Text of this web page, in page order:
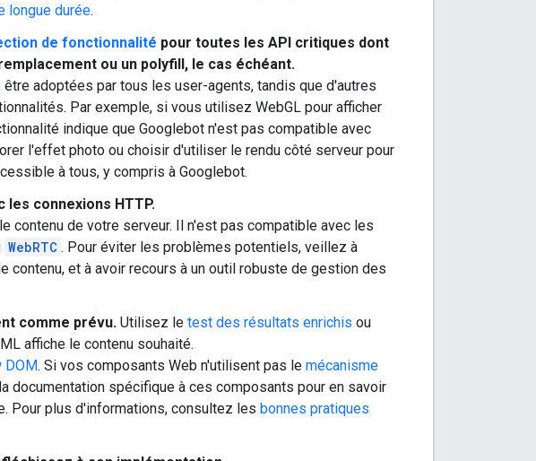
longue durée.
de fonctionnalité pour toutes les API critiques dont
ou un polyfill, le cas échéant.
adoptées par tous les user-agents, tandis que d'autres
Par exemple, si vous utilisez WebGL pour afficher
indique que Googlebot n'est pas compatible avec
l'effet photo ou choisir d'utiliser le rendu côté serveur pour
à tous, y compris à Googlebot.
connexions HTTP.
contenu de votre serveur. Il n'est pas compatible avec les
WebRTC . Pour éviter les problèmes potentiels, veillez à
contenu, et à avoir recours à un outil robuste de gestion des
comme prévu. Utilisez le test des résultats enrichis ou
affiche le contenu souhaité.
DOM. Si vos composants Web n'utilisent pas le mécanisme
documentation spécifique à ces composants pour en savoir
Pour plus d'informations, consultez les bonnes pratiques